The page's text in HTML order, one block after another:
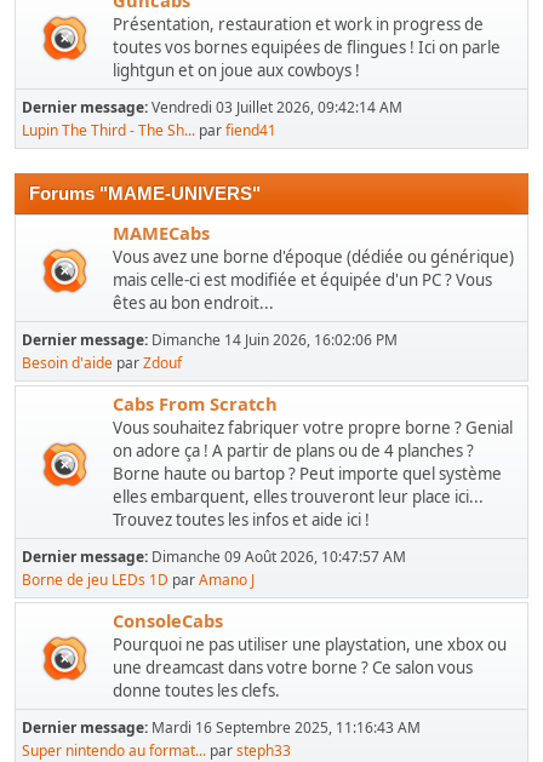
Présentation, restauration et work in progress de
toutes vos bornes equipées de flingues ! Ici on parle
lightgun et on joue aux cowboys !
Dernier message:Vendredi 03 Juillet 2026, 09:42:14 AM
Lupin The Third - The Sh... parfiend41
Forums "MAME-UNIVERS"
MAMECabs
Vous avez une borne d'époque (dédiée ou générique)
mais celle-ci est modifiée et équipée d'un PC ? Vous
êtes au bon endroit...
Dernier message: Dimanche 14 Juin 2026, 16:02:06 PM
Besoin d'aide parZdouf
Cabs From Scratch
Vous souhaitez fabriquer votre propre borne ? Genial
on adore ça ! A partir de plans ou de 4 planches ?
Borne haute ou bartop ? Peut importe quel système
elles embarquent, elles trouveront leur place ici...
Trouvez toutes les infos et aide ici !
Dernier message: Dimanche 09 Août 2026, 10:47:57 AM
Borne de jeu LEDs 1D parAmano J
ConsoleCabs
Pourquoi ne pas utiliser une playstation, une xbox ou
une dreamcast dans votre borne ? Ce salon vous
donne toutes les clefs.
Dernier message: Mardi 16 Septembre 2025, 11:16:43 AM
Super nintendo au format... parsteph33